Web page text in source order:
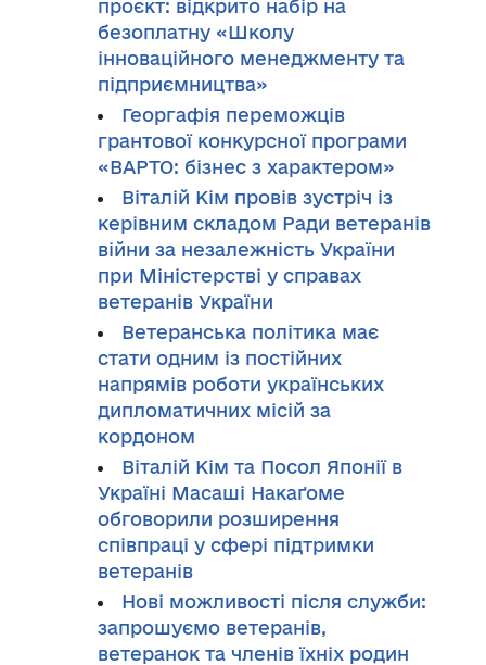
проєкт: відкрито набір на
безоплатну «Школу
інноваційного менеджменту та
підприємництва»
Георгафія переможців
грантової конкурсної програми
«ВАРТО: бізнес з характером»
Віталій Кім провів зустріч із
керівним складом Ради ветеранів
війни за незалежність України
при Міністерстві у справах
ветеранів України
Ветеранська політика має
стати одним із постійних
напрямів роботи українських
дипломатичних місій за
кордоном
Віталій Кім та Посол Японії в
Україні Масаші Накаґоме
обговорили розширення
співпраці у сфері підтримки
ветеранів
Нові можливості після служби:
запрошуємо ветеранів,
ветеранок та членів їхніх родин